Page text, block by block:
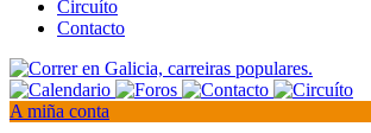
Circuíto
Contacto
A miña conta